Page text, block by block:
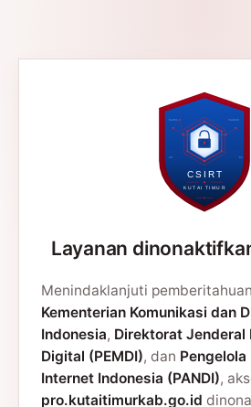
Layanan
Menindaklanjuti
Kementerian Komunikasi dan
Indonesia, Direktorat Jenderal
Digital (PEMDI), dan Pengelola
Internet Indonesia (PANDI),
pro.kutaitimurkab.go.id